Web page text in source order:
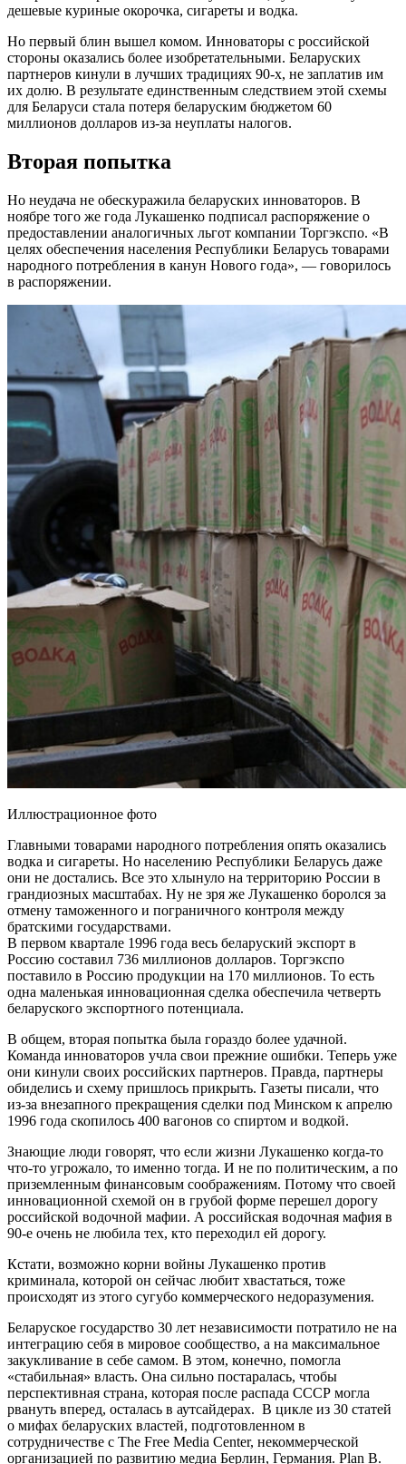
дешевые куриные окорочка, сигареты и водка.
Но первый блин вышел комом. Инноваторы с российской
стороны оказались более изобретательными. Беларуских
партнеров кинули в лучших традициях 90-х, не заплатив им
их долю. В результате единственным следствием этой схемы
для Беларуси стала потеря беларуским бюджетом 60
миллионов долларов из-за неуплаты налогов.
Вторая попытка
Но неудача не обескуражила беларуских инноваторов. В
ноябре того же года Лукашенко подписал распоряжение о
предоставлении аналогичных льгот компании Торгэкспо. «В
целях обеспечения населения Республики Беларусь товарами
народного потребления в канун Нового года», — говорилось
в распоряжении.
Иллюстрационное фото
Главными товарами народного потребления опять оказались
водка и сигареты. Но населению Республики Беларусь даже
они не достались. Все это хлынуло на территорию России в
грандиозных масштабах. Ну не зря же Лукашенко боролся за
отмену таможенного и пограничного контроля между
братскими государствами.
В первом квартале 1996 года весь беларуский экспорт в
Россию составил 736 миллионов долларов. Торгэкспо
поставило в Россию продукции на 170 миллионов. То есть
одна маленькая инновационная сделка обеспечила четверть
беларуского экспортного потенциала.
В общем, вторая попытка была гораздо более удачной.
Команда инноваторов учла свои прежние ошибки. Теперь уже
они кинули своих российских партнеров. Правда, партнеры
обиделись и схему пришлось прикрыть. Газеты писали, что
из-за внезапного прекращения сделки под Минском к апрелю
1996 года скопилось 400 вагонов со спиртом и водкой.
Знающие люди говорят, что если жизни Лукашенко когда-то
что-то угрожало, то именно тогда. И не по политическим, а по
приземленным финансовым соображениям. Потому что своей
инновационной схемой он в грубой форме перешел дорогу
российской водочной мафии. А российская водочная мафия в
90-е очень не любила тех, кто переходил ей дорогу.
Кстати, возможно корни войны Лукашенко против
криминала, которой он сейчас любит хвастаться, тоже
происходят из этого сугубо коммерческого недоразумения.
Беларуское государство 30 лет независимости потратило не на
интеграцию себя в мировое сообщество, а на максимальное
закукливание в себе самом. В этом, конечно, помогла
«стабильная» власть. Она сильно постаралась, чтобы
перспективная страна, которая после распада СССР могла
рвануть вперед, осталась в аутсайдерах. В цикле из 30 статей
о мифах беларуских властей, подготовленном в
сотрудничестве с The Free Media Center, некоммерческой
организацией по развитию медиа Берлин, Германия. Plan B.